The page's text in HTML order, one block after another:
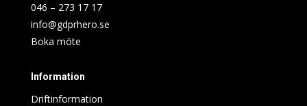
046 – 273 17 17
info@gdprhero.se
Boka möte
Information
Driftinformation